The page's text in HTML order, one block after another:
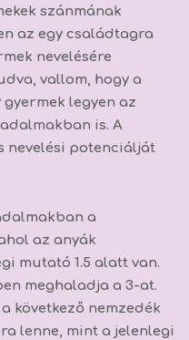
szánmának
az egy családtagra
nevelésére
vallom, hogy a
legyen az
is. A
nevelési potenciálját
a
az anyák
mutató 1.5 alatt van.
meghaladja a 3-at.
következő nemzedék
lenne, mint a jelenlegi